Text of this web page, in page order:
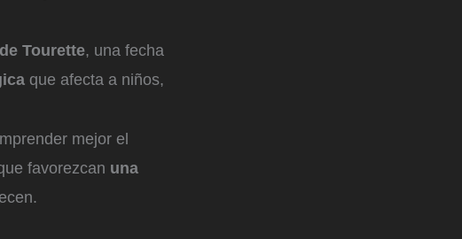
Tourette, una fecha
que afecta a niños,
mejor el
favorezcan una